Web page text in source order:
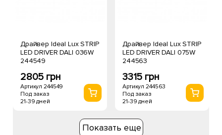
Драйвер Ideal Lux STRIP
LED DRIVER DALI 036W
244549
2805 грн
Артикул 244549
Под заказ
21-39 дней
Драйвер Ideal Lux STRIP
LED DRIVER DALI 075W
244563
3315 грн
Артикул 244563
Под заказ
21-39 дней
Показать еще